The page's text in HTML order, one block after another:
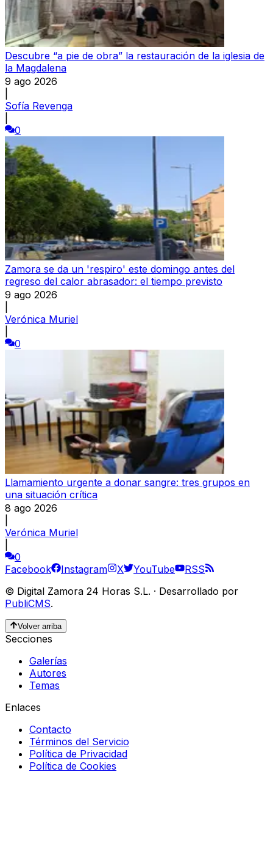
Descubre “a pie de obra” la restauración de la iglesia de
la Magdalena
9 ago 2026
Sofía Revenga
0
Zamora se da un 'respiro' este domingo antes del
regreso del calor abrasador: el tiempo previsto
9 ago 2026
Verónica Muriel
0
Llamamiento urgente a donar sangre: tres grupos en
una situación crítica
8 ago 2026
Verónica Muriel
0
Facebook
Instagram X YouTube
RSS
© Digital Zamora 24 Horas S.L. · Desarrollado por
PubliCMS.
Volver arriba
Secciones
Galerías
Autores
Temas
Enlaces
Contacto
Términos del Servicio
Política de Privacidad
Política de Cookies